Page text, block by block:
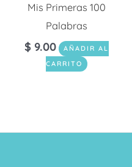
Mis Primeras 100
Palabras
$ 9.00
AÑADIR AL
CARRITO